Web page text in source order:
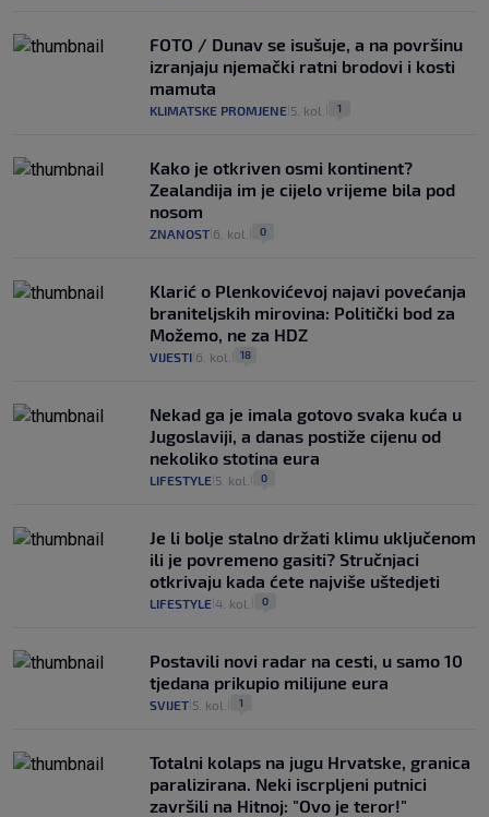
FOTO / Dunav se isušuje, a na površinu
izranjaju njemački ratni brodovi i kosti
mamuta
KLIMATSKE PROMJENE 5. kol. 1
Kako je otkriven osmi kontinent?
Zealandija im je cijelo vrijeme bila pod
nosom
ZNANOST 6. kol. 0
Klarić o Plenkovićevoj najavi povećanja
braniteljskih mirovina: Politički bod za
Možemo, ne za HDZ
VIJESTI 6. kol. 18
Nekad ga je imala gotovo svaka kuća u
Jugoslaviji, a danas postiže cijenu od
nekoliko stotina eura
LIFESTYLE 5. kol. 0
Je li bolje stalno držati klimu uključenom
ili je povremeno gasiti? Stručnjaci
otkrivaju kada ćete najviše uštedjeti
LIFESTYLE 4. kol. 0
Postavili novi radar na cesti, u samo 10
tjedana prikupio milijune eura
SVIJET 5. kol. 1
Totalni kolaps na jugu Hrvatske, granica
paralizirana. Neki iscrpljeni putnici
završili na Hitnoj: "Ovo je teror!"